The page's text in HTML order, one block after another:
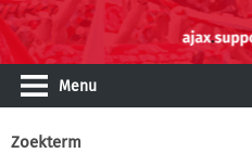
Menu
Zoekterm